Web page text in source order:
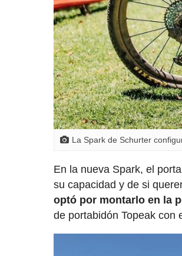
La Spark de Schurter
En la nueva Spark, el
su capacidad y de si
optó por montarlo en la
de portabidón Topeak con